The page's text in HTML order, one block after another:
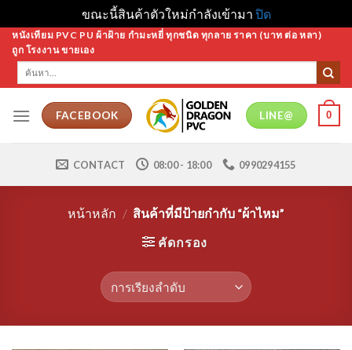
ขณะนี้สินค้าตัวใหม่กำลังเข้ามา ปิด
Skip
content
หนังเทียม PVC PU ผ้าฝ้าย กำมะหยี่ ทุกชนิด ทุกลาย ราคา (บาท ต่อ หลา)
ถูก โรงงาน ขายเอง
ค้นหา:
FACEBOOK LINE@ 0
CONTACT 08:00 - 18:00 0990294155
หน้าหลัก / สินค้าที่มีป้ายกำกับ “ผ้าไหม”
คัดกรอง